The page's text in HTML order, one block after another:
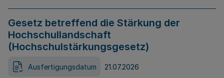
Gesetz betreffend die Stärkung der
Hochschullandschaft
(Hochschulstärkungsgesetz)
Ausfertigungsdatum 21.07.2026